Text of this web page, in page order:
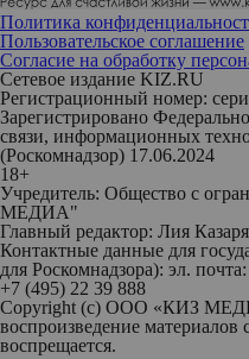
Политика
Пользовательское соглашение
Согласие на обработку
Сетевое издание KIZ.RU
Регистрационный номер:
Зарегистрировано
связи, информационных
(Роскомнадзор) 17.06.2024
18+
Учредитель: Общество с
МЕДИА"
Главный редактор: Лия
Контактные данные для
для Роскомнадзора): эл.
+7 (495) 22 39 888
Copyright (с) ООО «КИЗ
воспроизведение материалов
воспрещается.